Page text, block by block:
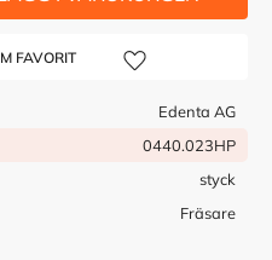
Lägg till i önskelista
Edenta AG
0440.023HP
styck
Fräsare